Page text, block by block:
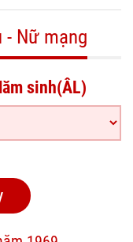
- Nữ mạng
sinh(ÂL)